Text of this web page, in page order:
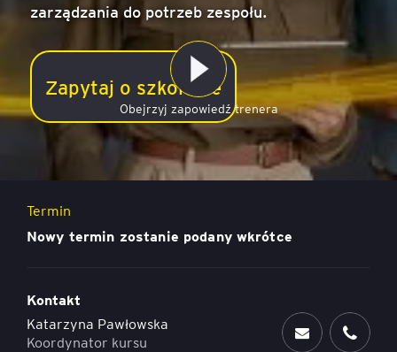
zarządzania do potrzeb zespołu.
Zapytaj o szkolenie
Obejrzyj zapowiedź trenera
Indywidualizacja w zarządzaniu zespołem
Cena
2 100 zł netto (2 583,00 zł brutto)
Termin
Nowy termin zostanie podany wkrótce
Kontakt
Katarzyna Pawłowska
Koordynator kursu